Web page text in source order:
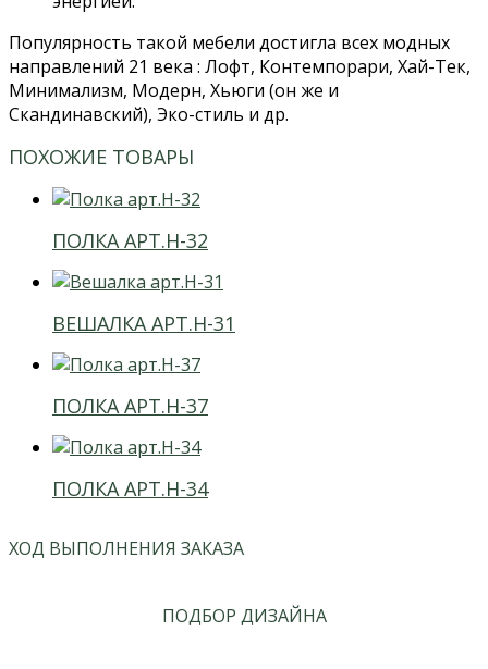
Популярность такой мебели достигла всех модных
направлений 21 века : Лофт, Контемпорари, Хай-Тек,
Минимализм, Модерн, Хьюги (он же и
Скандинавский), Эко-стиль и др.
ПОХОЖИЕ ТОВАРЫ
ПОЛКА АРТ.H-32
ВЕШАЛКА АРТ.H-31
ПОЛКА АРТ.H-37
ПОЛКА АРТ.H-34
ХОД ВЫПОЛНЕНИЯ ЗАКАЗА
ПОДБОР ДИЗАЙНА